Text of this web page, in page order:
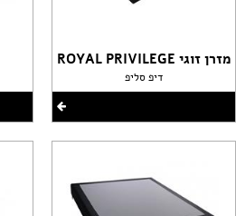
מזרן זוגי ROYAL PRIVILEGE
דיפ סליפ